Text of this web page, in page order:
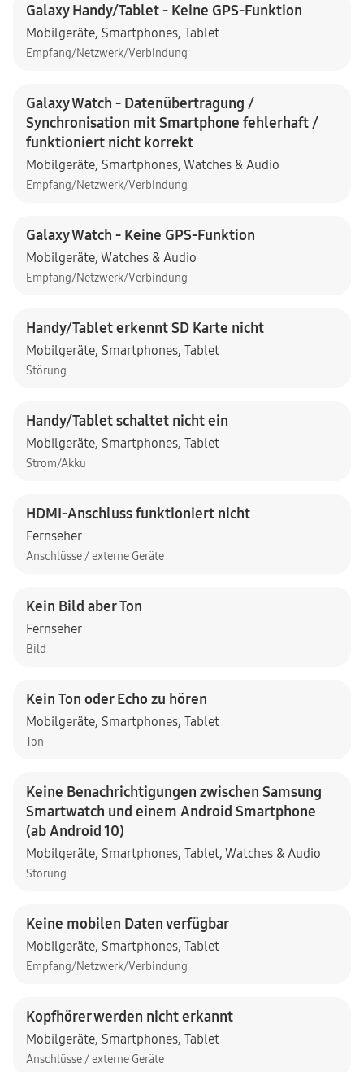
Galaxy Handy/Tablet - Keine GPS-Funktion
Mobilgeräte, Smartphones, Tablet
Empfang/Netzwerk/Verbindung
Galaxy Watch - Datenübertragung /
Synchronisation mit Smartphone fehlerhaft /
funktioniert nicht korrekt
Mobilgeräte, Smartphones, Watches & Audio
Empfang/Netzwerk/Verbindung
Galaxy Watch - Keine GPS-Funktion
Mobilgeräte, Watches & Audio
Empfang/Netzwerk/Verbindung
Handy/Tablet erkennt SD Karte nicht
Mobilgeräte, Smartphones, Tablet
Störung
Handy/Tablet schaltet nicht ein
Mobilgeräte, Smartphones, Tablet
Strom/Akku
HDMI-Anschluss funktioniert nicht
Fernseher
Anschlüsse / externe Geräte
Kein Bild aber Ton
Fernseher
Bild
Kein Ton oder Echo zu hören
Mobilgeräte, Smartphones, Tablet
Ton
Keine Benachrichtigungen zwischen Samsung
Smartwatch und einem Android Smartphone
(ab Android 10)
Mobilgeräte, Smartphones, Tablet, Watches & Audio
Störung
Keine mobilen Daten verfügbar
Mobilgeräte, Smartphones, Tablet
Empfang/Netzwerk/Verbindung
Kopfhörer werden nicht erkannt
Mobilgeräte, Smartphones, Tablet
Anschlüsse / externe Geräte